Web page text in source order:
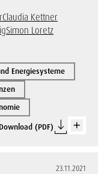
Claudia Kettner
Simon Loretz
Energiesysteme
Download (PDF)
23.11.2021